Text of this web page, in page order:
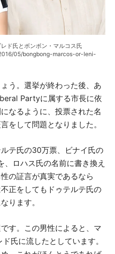
ド氏とボンボン・マルコス氏
05/bongbong-marcos-or-leni-
う。選挙が終わった後、あ
Partyに属する市長に依
なるように、投票された名
をして問題となりました。
テ氏の30万票、ビナイ氏の
ロハス氏の名前に書き換え
の証言が真実であるなら
正をしてもドゥテルテ氏の
ります。
す。この男性によると、マ
氏に流したとしています。